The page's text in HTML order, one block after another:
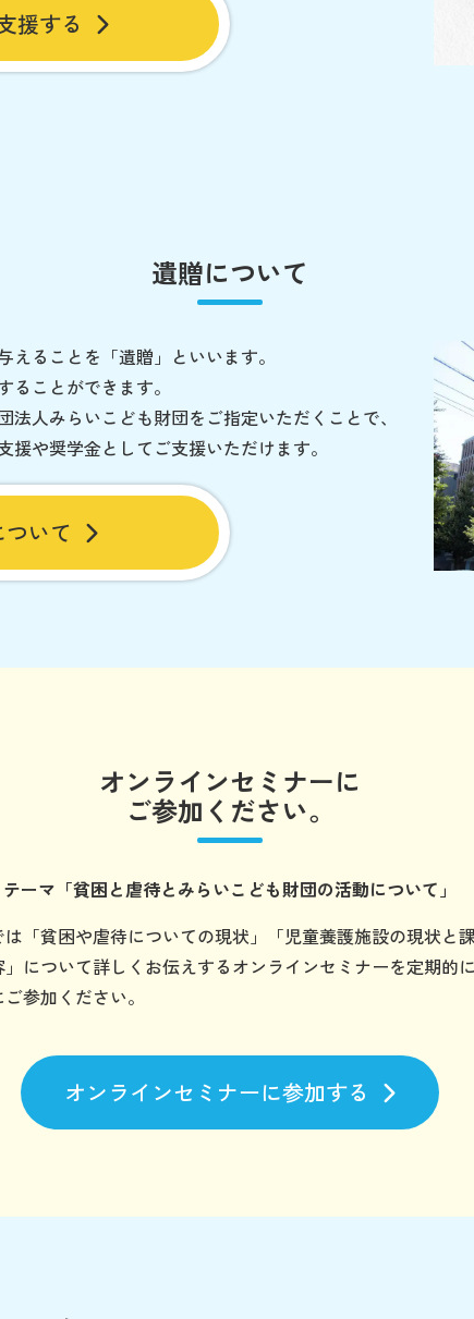
援する
遺贈について
ることを「遺贈」といいます。
ことができます。
人みらいこども財団をご指定いただくことで、
や奨学金としてご支援いただけます。
いて
オンラインセミナーに
ご参加ください。
テーマ 「貧困と虐待とみらいこども財団の活動について」
「貧困や虐待についての現状」「児童養護施設の現状と
について詳しくお伝えするオンラインセミナーを定期的
参加ください。
オンラインセミナーに参加する